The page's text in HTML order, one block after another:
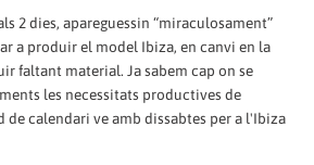
2 dies, apareguessin “miraculosament”
a produir el model Ibiza, en canvi en la
faltant material. Ja sabem cap on se
les necessitats productives de
de calendari ve amb dissabtes per a l'Ibiza